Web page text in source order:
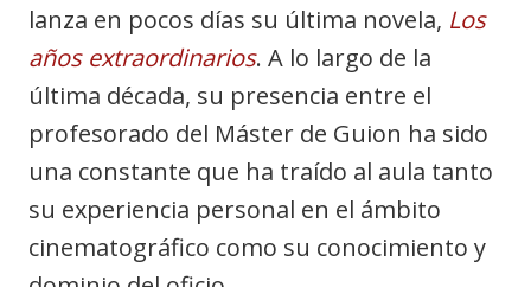
lanza en pocos días su última novela, Los
años extraordinarios. A lo largo de la
última década, su presencia entre el
profesorado del Máster de Guion ha sido
una constante que ha traído al aula tanto
su experiencia personal en el ámbito
cinematográfico como su conocimiento y